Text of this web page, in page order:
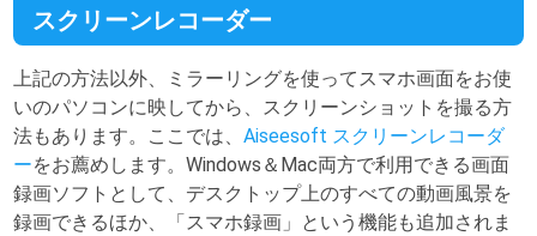
スクリーンレコーダー
上記の方法以外、ミラーリングを使ってスマホ画面をお使
いのパソコンに映してから、スクリーンショットを撮る方
法もあります。ここでは、Aiseesoft スクリーンレコーダ
ーをお薦めします。Windows＆Mac両方で利用できる画面
録画ソフトとして、デスクトップ上のすべての動画風景を
録画できるほか、「スマホ録画」という機能も追加されま